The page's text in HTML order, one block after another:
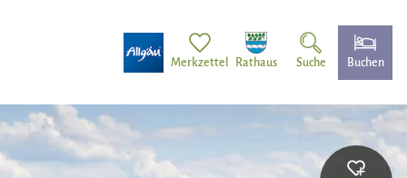
Merkzettel Rathaus Suche Buchen